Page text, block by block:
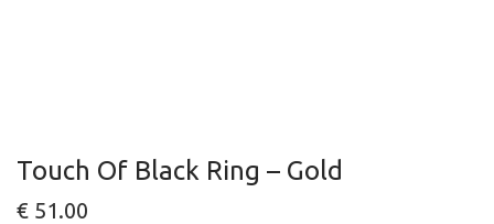
Touch Of Black Ring – Gold
€ 51.00